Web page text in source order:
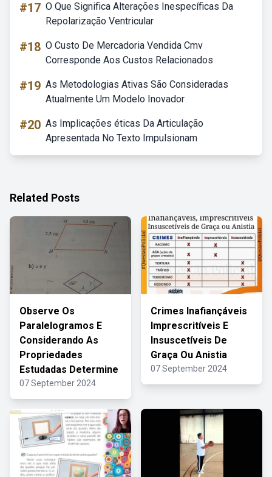
#17 O Que Significa Alterações Inespecíficas Da
Repolarização Ventricular
#18 O Custo De Mercadoria Vendida Cmv
Corresponde Aos Custos Relacionados
#19 As Metodologias Ativas São Consideradas
Atualmente Um Modelo Inovador
#20 As Implicações éticas Da Articulação
Apresentada No Texto Impulsionam
Related Posts
Observe Os
Paralelogramos E
Considerando As
Propriedades
Estudadas Determine
07 September 2024
Crimes Inafiançáveis
Imprescritíveis E
Insuscetíveis De
Graça Ou Anistia
07 September 2024